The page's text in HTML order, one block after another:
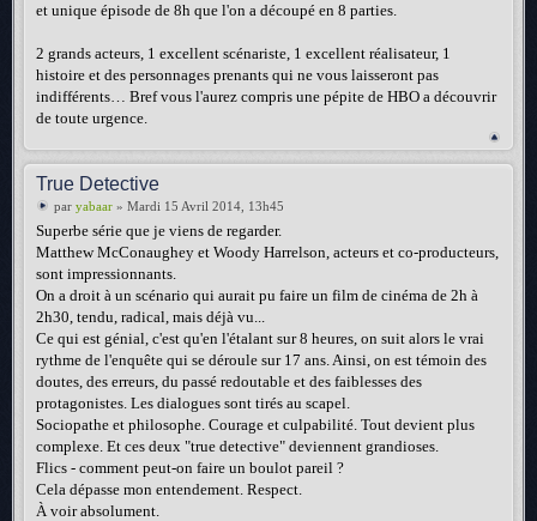
et unique épisode de 8h que l'on a découpé en 8 parties.
2 grands acteurs, 1 excellent scénariste, 1 excellent réalisateur, 1
histoire et des personnages prenants qui ne vous laisseront pas
indifférents… Bref vous l'aurez compris une pépite de HBO a découvrir
de toute urgence.
True Detective
par yabaar » Mardi 15 Avril 2014, 13h45
Superbe série que je viens de regarder.
Matthew McConaughey et Woody Harrelson, acteurs et co-producteurs,
sont impressionnants.
On a droit à un scénario qui aurait pu faire un film de cinéma de 2h à
2h30, tendu, radical, mais déjà vu...
Ce qui est génial, c'est qu'en l'étalant sur 8 heures, on suit alors le vrai
rythme de l'enquête qui se déroule sur 17 ans. Ainsi, on est témoin des
doutes, des erreurs, du passé redoutable et des faiblesses des
protagonistes. Les dialogues sont tirés au scapel.
Sociopathe et philosophe. Courage et culpabilité. Tout devient plus
complexe. Et ces deux "true detective" deviennent grandioses.
Flics - comment peut-on faire un boulot pareil ?
Cela dépasse mon entendement. Respect.
À voir absolument.